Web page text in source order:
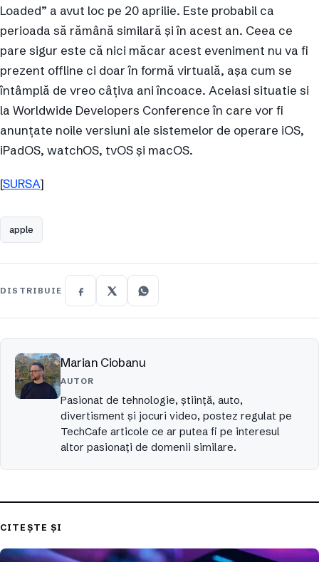
Loaded” a avut loc pe 20 aprilie. Este probabil ca
perioada să rămână similară și în acest an. Ceea ce
pare sigur este că nici măcar acest eveniment nu va fi
prezent offline ci doar în formă virtuală, așa cum se
întâmplă de vreo câțiva ani încoace. Aceiasi situatie si
la Worldwide Developers Conference în care vor fi
anunțate noile versiuni ale sistemelor de operare iOS,
iPadOS, watchOS, tvOS și macOS.
[SURSA]
apple
DISTRIBUIE
Marian Ciobanu
AUTOR
Pasionat de tehnologie, ştiinţă, auto,
divertisment şi jocuri video, postez regulat pe
TechCafe articole ce ar putea fi pe interesul
altor pasionaţi de domenii similare.
CITEȘTE ȘI